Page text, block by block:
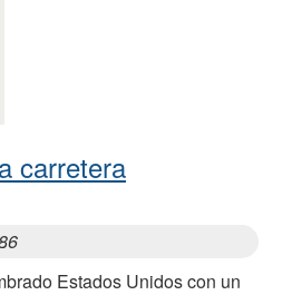
carretera
Estados Unidos con un